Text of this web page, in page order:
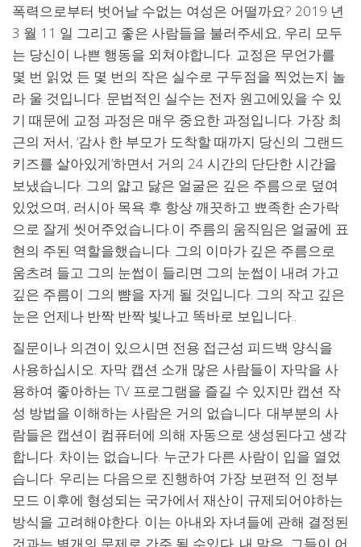
폭력으로부터 벗어날 수없는 여성은 어떨까요? 2019 년
3 월 11 일 그리고 좋은 사람들을 불러주세요, 우리 모두
는 당신이 나쁜 행동을 외쳐야합니다. 교정은 무언가를
몇 번 읽었 든 몇 번의 작은 실수로 구두점을 찍었는지 놀
라 울 것입니다. 문법적인 실수는 전자 원고에있을 수 있
기 때문에 교정 과정은 매우 중요한 과정입니다. 가장 최
근의 저서, ‘감사 한 부모가 도착할 때까지 당신의 그랜드
키즈를 살아있게’하면서 거의 24 시간의 단단한 시간을
보냈습니다. 그의 얇고 닳은 얼굴은 깊은 주름으로 덮여
있었으며, 러시아 목욕 후 항상 깨끗하고 뾰족한 손가락
으로 잘게 씻어주었습니다.이 주름의 움직임은 얼굴에 표
현의 주된 역할을했습니다. 그의 이마가 깊은 주름으로
움츠려 들고 그의 눈썹이 들리면 그의 눈썹이 내려 가고
깊은 주름이 그의 뺨을 자게 될 것입니다. 그의 작고 깊은
눈은 언제나 반짝 반짝 빛나고 똑바로 보입니다..
질문이나 의견이 있으시면 전용 접근성 피드백 양식을
사용하십시오. 자막 캡션 소개 많은 사람들이 자막을 사
용하여 좋아하는 TV 프로그램을 즐길 수 있지만 캡션 작
성 방법을 이해하는 사람은 거의 없습니다. 대부분의 사
람들은 캡션이 컴퓨터에 의해 자동으로 생성된다고 생각
합니다. 차이는 없습니다. 누군가 다른 사람이 입을 열었
습니다. 우리는 다음으로 진행하여 가장 보편적 인 정부
모드 이후에 형성되는 국가에서 재산이 규제되어야하는
방식을 고려해야한다. 이는 아내와 자녀들에 관해 결정된